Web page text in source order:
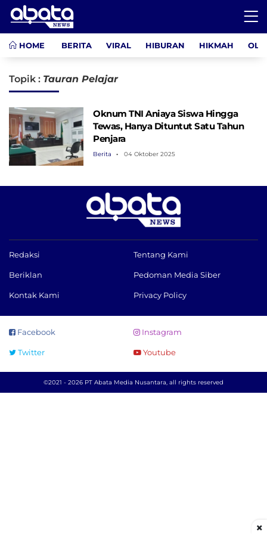
HOME BERITA VIRAL HIBURAN HIKMAH
Topik : Tauran Pelajar
Oknum TNI Aniaya Siswa Hingga
Tewas, Hanya Dituntut Satu Tahun
Penjara
Berita 04 Oktober 2025
Redaksi Tentang Kami
Beriklan Pedoman Media Siber
Kontak Kami Privacy Policy
Facebook Instagram
Twitter Youtube
©2021 - 2026 PT Abata Media Nusantara, all rights reserved
×